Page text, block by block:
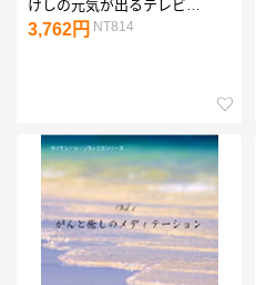
けしの元気が出るテレビ
DVD【テリー伊藤SELECTION
】送料無料(12/22発売)【楽ギ
3,762円 NT814